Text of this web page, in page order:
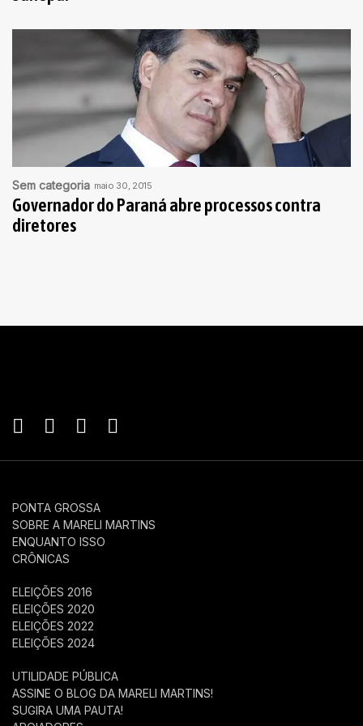
Sem categoria maio 30, 2015
Governador do Paraná abre processos contra
diretores
PONTA GROSSA
SOBRE A MARELI MARTINS
ENQUANTO ISSO
CRÔNICAS
ELEIÇÕES 2016
ELEIÇÕES 2020
ELEIÇÕES 2022
ELEIÇÕES 2024
UTILIDADE PÚBLICA
ASSINE O BLOG DA MARELI MARTINS!
SUGIRA UMA PAUTA!